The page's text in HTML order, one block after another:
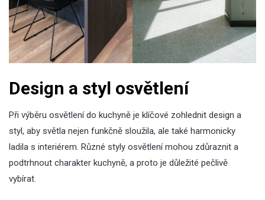
Design a styl osvětlení
Při výběru osvětlení do kuchyně je klíčové zohlednit design a
styl, aby světla nejen funkčně sloužila, ale také harmonicky
ladila s interiérem. Různé styly osvětlení mohou zdůraznit a
podtrhnout charakter kuchyně, a proto je důležité pečlivě
vybírat.